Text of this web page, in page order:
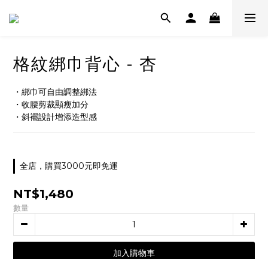
格紋綁巾背心 - 杏
・綁巾可自由調整綁法
・收腰剪裁顯瘦加分
・斜襬設計增添造型感
全店，購買3000元即免運
NT$1,480
數量
加入購物車